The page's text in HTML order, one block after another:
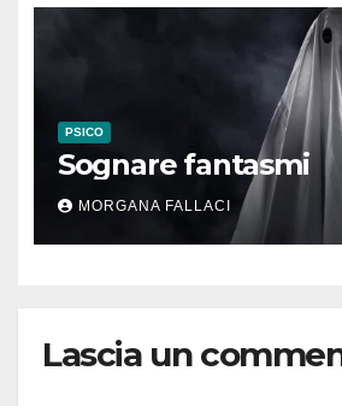
PSICO
Sognare fantasmi
MORGANA FALLACI
Lascia un